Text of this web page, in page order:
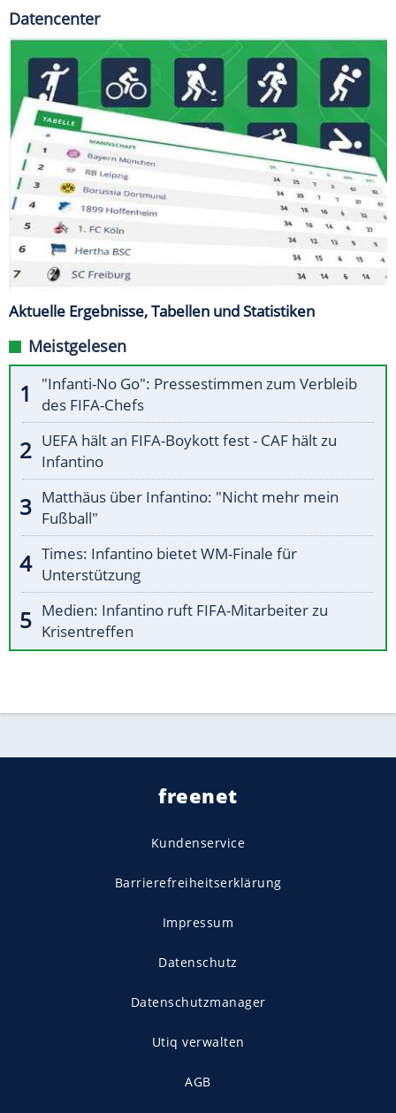
Datencenter
Aktuelle Ergebnisse, Tabellen und Statistiken
Meistgelesen
"Infanti-No Go": Pressestimmen zum Verbleib
des FIFA-Chefs
UEFA hält an FIFA-Boykott fest - CAF hält zu
Infantino
Matthäus über Infantino: "Nicht mehr mein
Fußball"
Times: Infantino bietet WM-Finale für
Unterstützung
Medien: Infantino ruft FIFA-Mitarbeiter zu
Krisentreffen
freenet
Kundenservice
Barrierefreiheitserklärung
Impressum
Datenschutz
Datenschutzmanager
Utiq verwalten
AGB